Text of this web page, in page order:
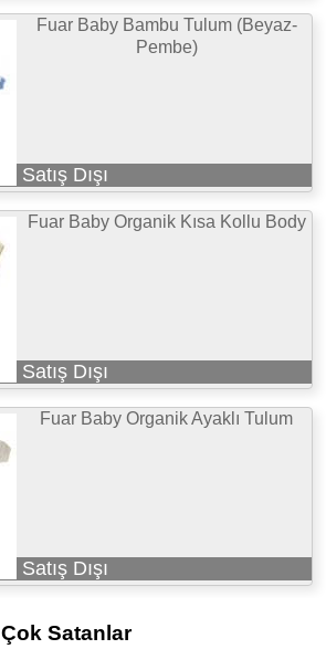
Fuar Baby Bambu Tulum (Beyaz-
Pembe)
Satış Dışı
Fuar Baby Organik Kısa Kollu Body
Satış Dışı
Fuar Baby Organik Ayaklı Tulum
Satış Dışı
Çok Satanlar